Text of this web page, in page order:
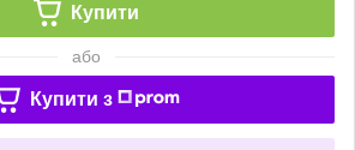
Купити
або
Купити з